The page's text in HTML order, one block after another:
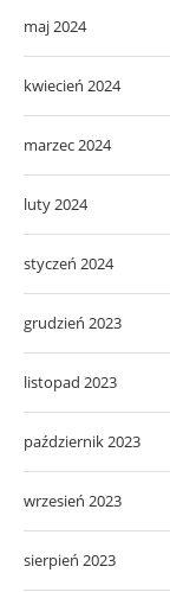
maj 2024
kwiecień 2024
marzec 2024
luty 2024
styczeń 2024
grudzień 2023
listopad 2023
październik 2023
wrzesień 2023
sierpień 2023